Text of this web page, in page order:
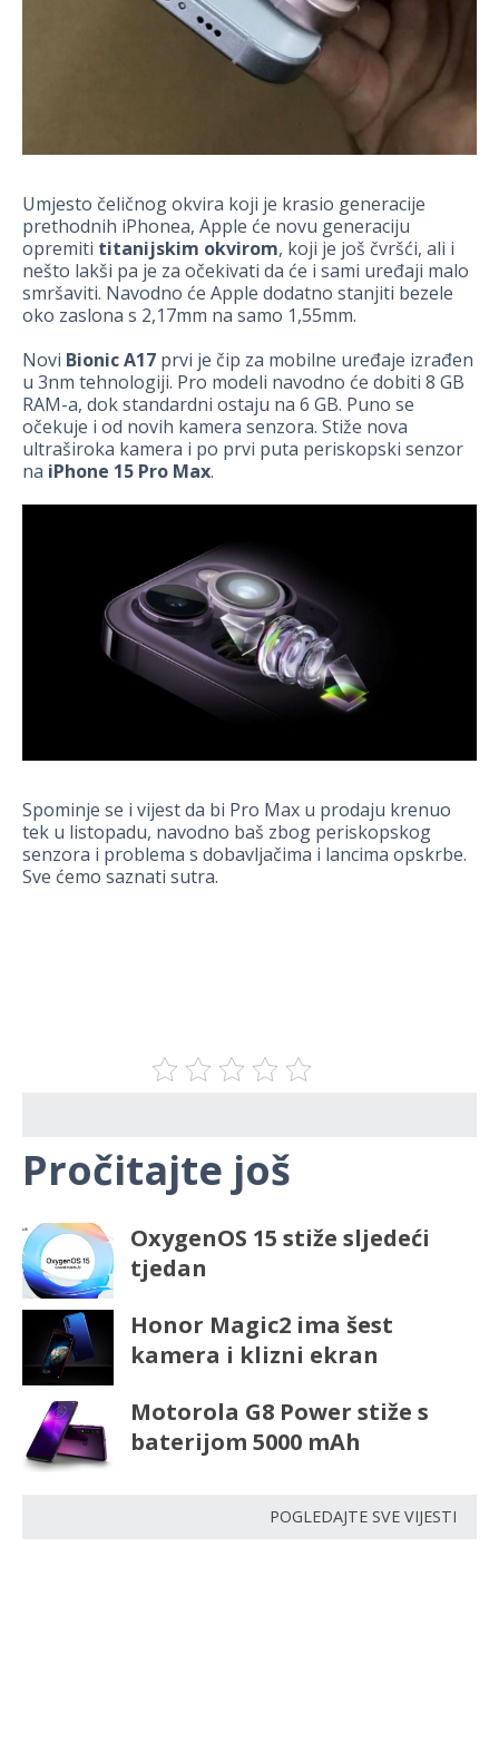
Umjesto čeličnog okvira koji je krasio generacije
prethodnih iPhonea, Apple će novu generaciju
opremiti titanijskim okvirom, koji je još čvršći, ali i
nešto lakši pa je za očekivati da će i sami uređaji malo
smršaviti. Navodno će Apple dodatno stanjiti bezele
oko zaslona s 2,17mm na samo 1,55mm.
Novi Bionic A17 prvi je čip za mobilne uređaje izrađen
u 3nm tehnologiji. Pro modeli navodno će dobiti 8 GB
RAM-a, dok standardni ostaju na 6 GB. Puno se
očekuje i od novih kamera senzora. Stiže nova
ultraširoka kamera i po prvi puta periskopski senzor
na iPhone 15 Pro Max.
Spominje se i vijest da bi Pro Max u prodaju krenuo
tek u listopadu, navodno baš zbog periskopskog
senzora i problema s dobavljačima i lancima opskrbe.
Sve ćemo saznati sutra.
Pročitajte još
OxygenOS 15 stiže sljedeći
tjedan
Honor Magic2 ima šest
kamera i klizni ekran
Motorola G8 Power stiže s
baterijom 5000 mAh
POGLEDAJTE SVE VIJESTI